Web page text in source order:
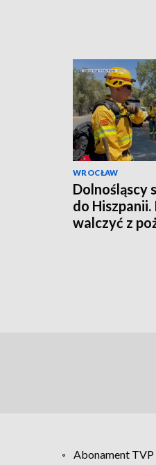
WROCŁAW
Dolnośląscy
do Hiszpanii.
walczyć z
Abonament TVP